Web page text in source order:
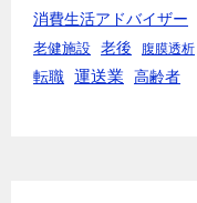
消費生活アドバイザー
老健施設 老後 腹膜透析
転職 運送業 高齢者